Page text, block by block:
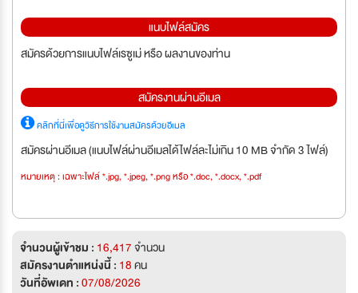
แนบไฟล์สมัคร
สมัครด้วยการแนบไฟล์เรซูเม่ หรือ ผลงานของท่าน
สมัครงานผ่านอีเมล
คลิกที่นี่เพื่อดูวิธีการใช้งานสมัครด้วยอีเมล
สมัครผ่านอีเมล (แนบไฟล์ผ่านอีเมลได้ไฟล์ละไม่เกิน 10 MB จำกัด 3 ไฟล์)
หมายเหตุ : เฉพาะไฟล์ *.jpg, *.jpeg, *.png หรือ *.doc, *.docx, *.pdf
จำนวนผู้เข้าชม : 16,417จำนวน
สมัครงานตำแหน่งนี้ : 18คน
วันที่อัพเดท :07/08/2026